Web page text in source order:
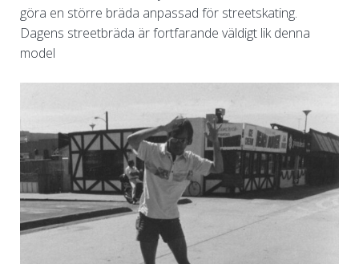
göra en större bräda anpassad för streetskating.
Dagens streetbräda är fortfarande väldigt lik denna
model